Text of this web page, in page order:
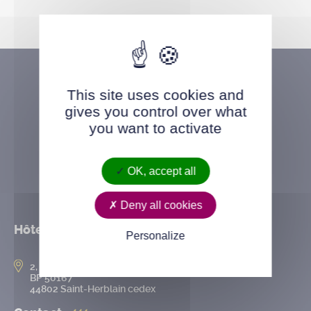
Hôtel de ville
2, rue de l’Hôtel-de-Ville
BP 50167
44802 Saint-Herblain cedex
This site uses cookies and
gives you control over what
you want to activate
OK, accept all
Deny all cookies
Personalize